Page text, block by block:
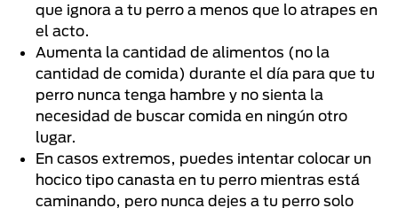
que ignora a tu perro a menos que lo atrapes en
el acto.
Aumenta la cantidad de alimentos (no la
cantidad de comida) durante el día para que tu
perro nunca tenga hambre y no sienta la
necesidad de buscar comida en ningún otro
lugar.
En casos extremos, puedes intentar colocar un
hocico tipo canasta en tu perro mientras está
caminando, pero nunca dejes a tu perro solo